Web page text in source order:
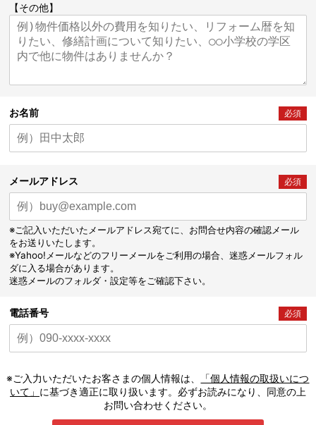
【その他】
お名前 必須
メールアドレス 必須
※ご記入いただいたメールアドレス宛てに、お問合せ内容の確認メール
をお送りいたします。
※Yahoo!メールなどのフリーメールをご利用の場合、迷惑メールフォル
ダに入る場合があります。
迷惑メールのフォルダ・設定等をご確認下さい。
電話番号 必須
※ご入力いただいたお客さまの個人情報は、
「個人情報の取扱いにつ
いて」 に基づき適正に取り扱います。必ずお読みになり、同意の上
お問い合わせください。